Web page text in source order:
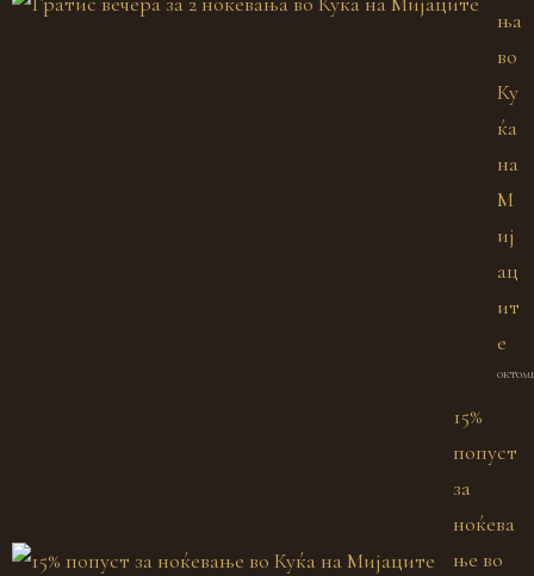
ња
во
Ку
ќа
на
М
иј
ац
ит
е
15%
попуст
за
ноќева
ње во